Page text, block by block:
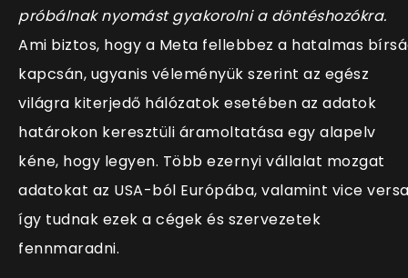
próbálnak nyomást gyakorolni a döntéshozókra.
Ami biztos, hogy a Meta fellebbez a hatalmas
kapcsán, ugyanis véleményük szerint az egész
világra kiterjedő hálózatok esetében az adatok
határokon keresztüli áramoltatása egy alapelv
kéne, hogy legyen. Több ezernyi vállalat mozgat
adatokat az USA-ból Európába, valamint vice
így tudnak ezek a cégek és szervezetek
fennmaradni.